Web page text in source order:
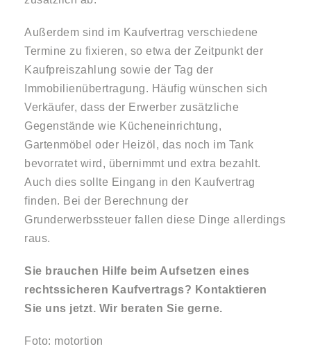
Außerdem sind im Kaufvertrag verschiedene
Termine zu fixieren, so etwa der Zeitpunkt der
Kaufpreiszahlung sowie der Tag der
Immobilienübertragung. Häufig wünschen sich
Verkäufer, dass der Erwerber zusätzliche
Gegenstände wie Kücheneinrichtung,
Gartenmöbel oder Heizöl, das noch im Tank
bevorratet wird, übernimmt und extra bezahlt.
Auch dies sollte Eingang in den Kaufvertrag
finden. Bei der Berechnung der
Grunderwerbssteuer fallen diese Dinge allerdings
raus.
Sie brauchen Hilfe beim Aufsetzen eines
rechtssicheren Kaufvertrags? Kontaktieren
Sie uns jetzt. Wir beraten Sie gerne.
Foto: motortion